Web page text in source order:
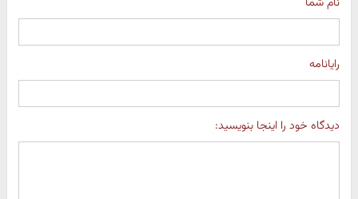
رایانامه
دیدگاه خود را اینجا بنویسید: